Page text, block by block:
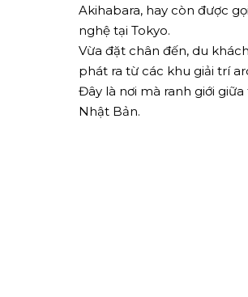
Akihabara, hay còn được
nghệ tại Tokyo.
Vừa đặt chân đến, du
phát ra từ các khu giải trí
Đây là nơi mà ranh giới
Nhật Bản.